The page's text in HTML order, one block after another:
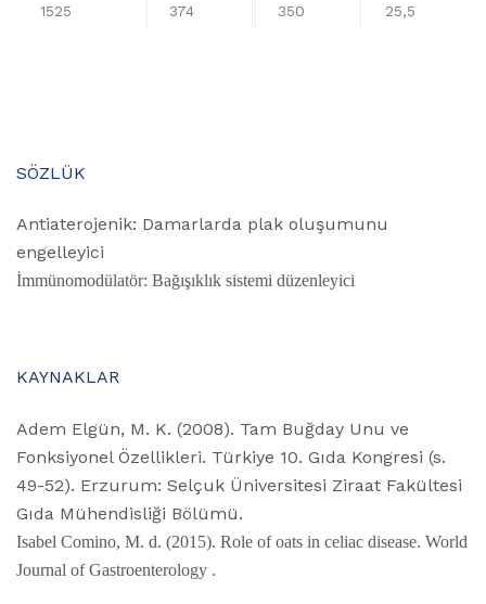
1525 374 350 25,5
SÖZLÜK
Antiaterojenik: Damarlarda plak oluşumunu
engelleyici
İmmünomodülatör: Bağışıklık sistemi düzenleyici
KAYNAKLAR
Adem Elgün, M. K. (2008). Tam Buğday Unu ve
Fonksiyonel Özellikleri. Türkiye 10. Gıda Kongresi (s.
49-52). Erzurum: Selçuk Üniversitesi Ziraat Fakültesi
Gıda Mühendisliği Bölümü.
Isabel Comino, M. d. (2015). Role of oats in celiac disease. World
Journal of Gastroenterology .